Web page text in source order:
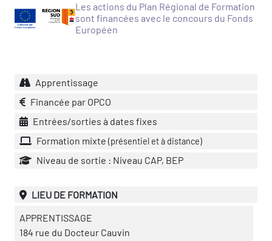
des secteurs(en
construction)
Les actions du Plan Régional de Formation
sont financées avec le concours du Fonds
Européen
Apprentissage
Financée par OPCO
Entrées/sorties à dates fixes
Formation mixte (présentiel et à distance)
Niveau de sortie : Niveau CAP, BEP
LIEU DE FORMATION
APPRENTISSAGE
184 rue du Docteur Cauvin